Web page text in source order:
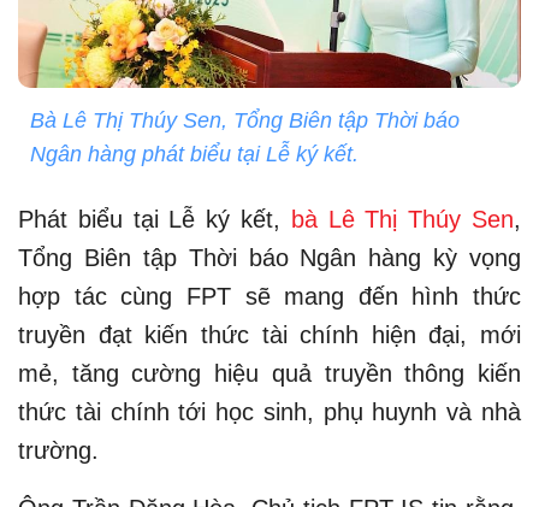
Bà Lê Thị Thúy Sen, Tổng Biên tập Thời báo
Ngân hàng phát biểu tại Lễ ký kết.
Phát biểu tại Lễ ký kết, bà Lê Thị Thúy Sen,
Tổng Biên tập Thời báo Ngân hàng kỳ vọng
hợp tác cùng FPT sẽ mang đến hình thức
truyền đạt kiến thức tài chính hiện đại, mới
mẻ, tăng cường hiệu quả truyền thông kiến
thức tài chính tới học sinh, phụ huynh và nhà
trường.